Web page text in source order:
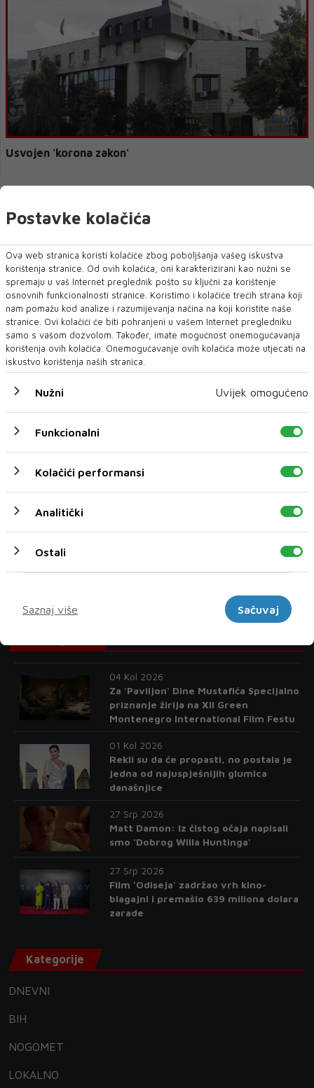
Usvojen 'korona zakon'
« Prethodni
Postavke kolačića
Ova web stranica koristi kolačiće zbog poboljšanja vašeg iskustva
korištenja stranice. Od ovih kolačića, oni karakterizirani kao nužni se
spremaju u vaš Internet preglednik pošto su ključni za korištenje
osnovnih funkcionalnosti stranice. Koristimo i kolačiće trećih strana koji
nam pomažu kod analize i razumijevanja načina na koji koristite naše
stranice. Ovi kolačići će biti pohranjeni u vašem Internet pregledniku
samo s vašom dozvolom. Također, imate mogućnost onemogućavanja
korištenja ovih kolačića. Onemogućavanje ovih kolačića može utjecati na
iskustvo korištenja naših stranica.
Nužni Uvijek omogućeno
Funkcionalni
Kolačići performansi
Analitički
Ostali
Saznaj više
Sačuvaj
Najnoviji postovi
08 Kol 2026
Preminuo ugledni mostarski
kardiokirurg Sead Mulahasanović
08 Kol 2026
ponovno otvaranje Hormuškog
moreuza
Novi incident u Njemačkoj. Dronovi
08 Kol 2026
napada u Berlinu
Dijete među poginulima u ruskom
04 Kol 2026
Za 'Paviljon' Dine Mustafića Specijalno
priznanje žirija na XII Green
Montenegro International Film Festu
01 Kol 2026
Rekli su da će propasti, no postala je
jedna od najuspješnijih glumica
današnjice
27 Srp 2026
Matt Damon: Iz čistog očaja napisali
smo 'Dobrog Willa Huntinga'
27 Srp 2026
Film 'Odiseja' zadržao vrh kino-
blagajni i premašio 639 miliona dolara
zarade
Kategorije
DNEVNI
BIH
NOGOMET
LOKALNO